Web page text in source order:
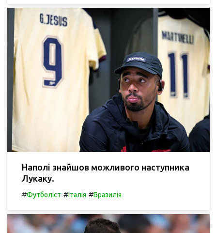
Наполі знайшов можливого наступника
Лукаку.
#Футболіст #Італія #Бразилія